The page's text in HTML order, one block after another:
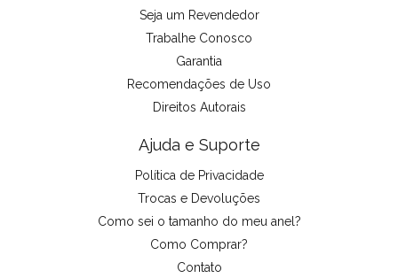
Seja um Revendedor
Trabalhe Conosco
Garantia
Recomendações de Uso
Direitos Autorais
Ajuda e Suporte
Política de Privacidade
Trocas e Devoluções
Como sei o tamanho do meu anel?
Como Comprar?
Contato